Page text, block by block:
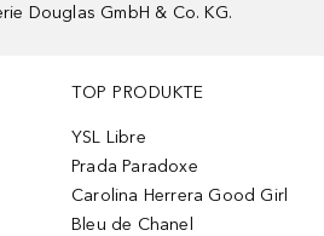
Douglas GmbH & Co. KG.
TOP PRODUKTE
YSL Libre
Prada Paradoxe
Carolina Herrera Good Girl
Bleu de Chanel